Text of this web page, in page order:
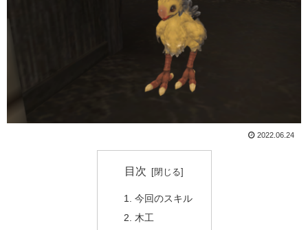
2022.06.24
目次
今回のスキル
木工